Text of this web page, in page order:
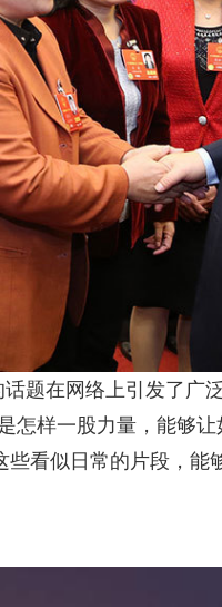
题在网络上引发了广
怎样一股力量，能够
些看似日常的片段，